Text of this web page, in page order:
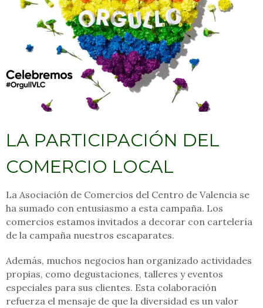
LA PARTICIPACIÓN DEL
COMERCIO LOCAL
La Asociación de Comercios del Centro de Valencia se
ha sumado con entusiasmo a esta campaña. Los
comercios estamos invitados a decorar con cartelería
de la campaña nuestros escaparates.
Además, muchos negocios han organizado actividades
propias, como degustaciones, talleres y eventos
especiales para sus clientes. Esta colaboración
refuerza el mensaje de que la diversidad es un valor